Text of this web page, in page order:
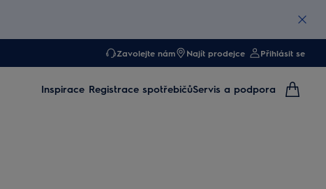
Zavolejte nám Najít prodejce Přihlásit se
Inspirace Registrace spotřebičůServis a podpora